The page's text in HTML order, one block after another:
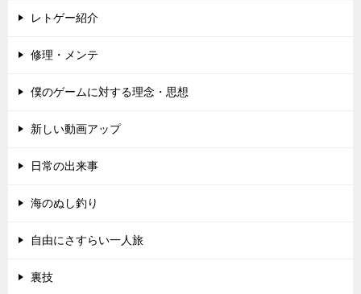
レトゲー紹介
修理・メンテ
僕のゲームに対する理念・思想
新しい動画アップ
日常の出来事
海のぬし釣り
自由にさすらい一人旅
裏技